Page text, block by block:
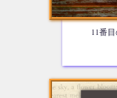
11番